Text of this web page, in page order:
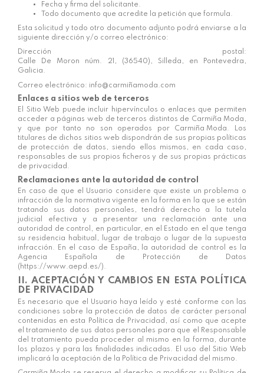
Fecha y firma del solicitante.
Todo documento que acredite la petición que formula.
Esta solicitud y todo otro documento adjunto podrá enviarse a la
siguiente dirección y/o correo electrónico:
Dirección postal:
Calle De Moron núm. 21, (36540), Silleda, en Pontevedra,
Galicia.
Correo electrónico: info@carmiñamoda.com
Enlaces a sitios web de terceros
El Sitio Web puede incluir hipervínculos o enlaces que permiten
acceder a páginas web de terceros distintos de Carmiña Moda ,
y que por tanto no son operados por Carmiña Moda. Los
titulares de dichos sitios web dispondrán de sus propias políticas
de protección de datos, siendo ellos mismos, en cada caso,
responsables de sus propios ficheros y de sus propias prácticas
de privacidad.
Reclamaciones ante la autoridad de control
En caso de que el Usuario considere que existe un problema o
infracción de la normativa vigente en la forma en la que se están
tratando sus datos personales, tendrá derecho a la tutela
judicial efectiva y a presentar una reclamación ante una
autoridad de control, en particular, en el Estado en el que tenga
su residencia habitual, lugar de trabajo o lugar de la supuesta
infracción. En el caso de España, la autoridad de control es la
Agencia Española de Protección de Datos
(https://www.aepd.es/).
II. ACEPTACIÓN Y CAMBIOS EN ESTA POLÍTICA
DE PRIVACIDAD
Es necesario que el Usuario haya leído y esté conforme con las
condiciones sobre la protección de datos de carácter personal
contenidas en esta Política de Privacidad, así como que acepte
el tratamiento de sus datos personales para que el Responsable
del tratamiento pueda proceder al mismo en la forma, durante
los plazos y para las finalidades indicadas. El uso del Sitio Web
implicará la aceptación de la Política de Privacidad del mismo.